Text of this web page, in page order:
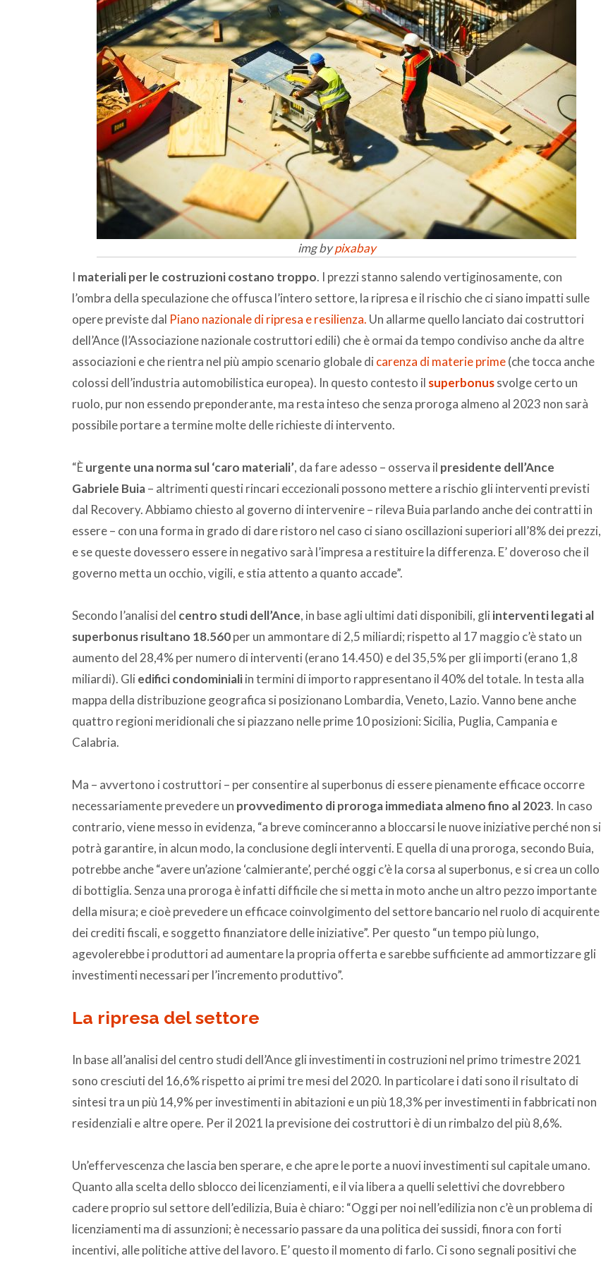
img bypixabay
I materiali per le costruzioni costano troppo. I prezzi stanno salendo vertiginosamente, con
l’ombra della speculazione che offusca l’intero settore, la ripresa e il rischio che ci siano impatti sulle
opere previste dal Piano nazionale di ripresa e resilienza. Un allarme quello lanciato dai costruttori
dell’Ance (l’Associazione nazionale costruttori edili) che è ormai da tempo condiviso anche da altre
associazioni e che rientra nel più ampio scenario globale di carenza di materie prime(che tocca anche
colossi dell’industria automobilistica europea). In questo contesto il superbonussvolge certo un
ruolo, pur non essendo preponderante, ma resta inteso che senza proroga almeno al 2023 non sarà
possibile portare a termine molte delle richieste di intervento.
“Èurgente una norma sul ‘caro materiali’, da fare adesso – osserva il presidente dell’Ance
Gabriele Buia– altrimenti questi rincari eccezionali possono mettere a rischio gli interventi previsti
dal Recovery. Abbiamo chiesto al governo di intervenire – rileva Buia parlando anche dei contratti in
essere – con una forma in grado di dare ristoro nel caso ci siano oscillazioni superiori all’8% dei prezzi,
e se queste dovessero essere in negativo sarà l’impresa a restituire la differenza. E’ doveroso che il
governo metta un occhio, vigili, e stia attento a quanto accade”.
Secondo l’analisi del centro studi dell’Ance, in base agli ultimi dati disponibili, gli interventi legati al
superbonus risultano 18.560per un ammontare di 2,5 miliardi; rispetto al 17 maggio c’è stato un
aumento del 28,4% per numero di interventi (erano 14.450) e del 35,5% per gli importi (erano 1,8
miliardi). Gli edifici condominialiin termini di importo rappresentano il 40% del totale. In testa alla
mappa della distribuzione geografica si posizionano Lombardia, Veneto, Lazio. Vanno bene anche
quattro regioni meridionali che si piazzano nelle prime 10 posizioni: Sicilia, Puglia, Campania e
Calabria.
Ma – avvertono i costruttori – per consentire al superbonus di essere pienamente efficace occorre
necessariamente prevedere un provvedimento di proroga immediata almeno fino al 2023. In caso
contrario, viene messo in evidenza, “a breve cominceranno a bloccarsi le nuove iniziative perché non si
potrà garantire, in alcun modo, la conclusione degli interventi. E quella di una proroga, secondo Buia,
potrebbe anche “avere un’azione ‘calmierante’, perché oggi c’è la corsa al superbonus, e si crea un collo
di bottiglia. Senza una proroga è infatti difficile che si metta in moto anche un altro pezzo importante
della misura; e cioè prevedere un efficace coinvolgimento del settore bancario nel ruolo di acquirente
dei crediti fiscali, e soggetto finanziatore delle iniziative”. Per questo “un tempo più lungo,
agevolerebbe i produttori ad aumentare la propria offerta e sarebbe sufficiente ad ammortizzare gli
investimenti necessari per l’incremento produttivo”.
La ripresa del settore
In base all’analisi del centro studi dell’Ance gli investimenti in costruzioni nel primo trimestre 2021
sono cresciuti del 16,6% rispetto ai primi tre mesi del 2020. In particolare i dati sono il risultato di
sintesi tra un più 14,9% per investimenti in abitazioni e un più 18,3% per investimenti in fabbricati non
residenziali e altre opere. Per il 2021 la previsione dei costruttori è di un rimbalzo del più 8,6%.
Un’effervescenza che lascia ben sperare, e che apre le porte a nuovi investimenti sul capitale umano.
Quanto alla scelta dello sblocco dei licenziamenti, e il via libera a quelli selettivi che dovrebbero
cadere proprio sul settore dell’edilizia, Buia è chiaro: “Oggi per noi nell’edilizia non c’è un problema di
licenziamenti ma di assunzioni; è necessario passare da una politica dei sussidi, finora con forti
incentivi, alle politiche attive del lavoro. E’ questo il momento di farlo. Ci sono segnali positivi che